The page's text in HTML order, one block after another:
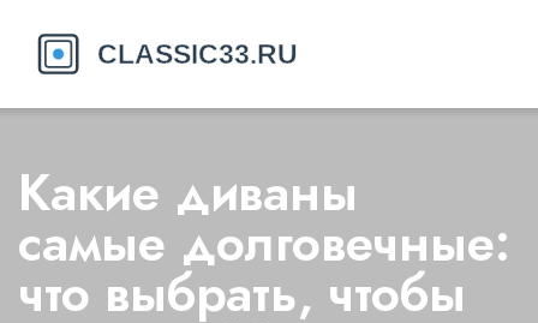
Какие диваны
самые долговечные:
что выбрать, чтобы